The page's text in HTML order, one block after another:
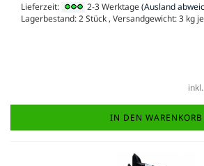
Lieferzeit: 2-3 Werktage(Ausland
Lagerbestand: 2 Stück , Versandgewicht:3 kg
IN DEN WARENKORB